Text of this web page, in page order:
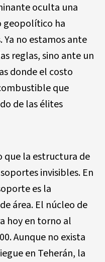
oculta una
geopolítico ha
Ya no estamos ante
reglas, sino ante un
donde el costo
que
de las élites
que la estructura de
invisibles. En
es la
área. El núcleo de
hoy en torno al
Aunque no exista
en Teherán, la